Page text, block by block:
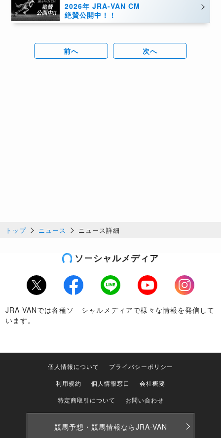
2026年 JRA-VAN CM
絶賛公開中！！
前へ 次へ
トップ ニュース ニュース詳細
ソーシャルメディア
Twitter Facebook LINE Youtube
Instagram
JRA-VANでは各種ソーシャルメディアで様々な情報を発信して
います。
個人情報について
プライバシーポリシー
利用規約
個人情報窓口
会社概要
特定商取引について
お問い合わせ
競馬予想・競馬情報ならJRA-VAN